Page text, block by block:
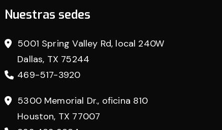
Nuestras sedes
5001 Spring Valley Rd, local 240W
Dallas, TX 75244
469-517-3920
5300 Memorial Dr., oficina 810
Houston, TX 77007